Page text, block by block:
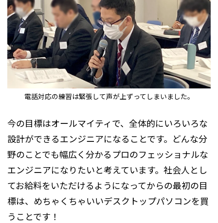
電話対応の練習は緊張して声が上ずってしまいました。
今の目標はオールマイティで、全体的にいろいろな
設計ができるエンジニアになることです。どんな分
野のことでも幅広く分かるプロのフェッショナルな
エンジニアになりたいと考えています。社会人とし
てお給料をいただけるようになってからの最初の目
標は、めちゃくちゃいいデスクトップパソコンを買
うことです！